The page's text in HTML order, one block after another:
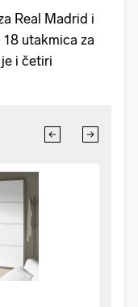
Real Madrid i
utakmica za
i četiri